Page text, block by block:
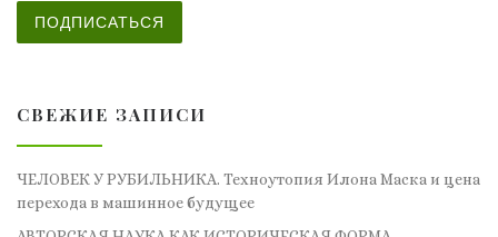
ПОДПИСАТЬСЯ
СВЕЖИЕ ЗАПИСИ
ЧЕЛОВЕК У РУБИЛЬНИКА. Техноутопия Илона Маска и цена
перехода в машинное будущее